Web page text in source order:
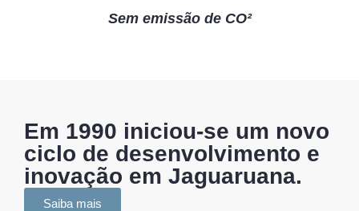
Sem emissão de CO²
Em 1990 iniciou-se um novo
ciclo de desenvolvimento e
inovação em Jaguaruana.
Saiba mais